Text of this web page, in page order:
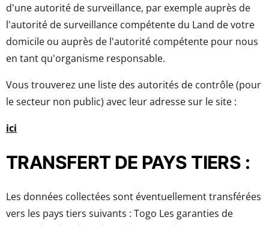
d'une autorité de surveillance, par exemple auprès de
l'autorité de surveillance compétente du Land de votre
domicile ou auprès de l'autorité compétente pour nous
en tant qu'organisme responsable.
Vous trouverez une liste des autorités de contrôle (pour
le secteur non public) avec leur adresse sur le site :
ici
TRANSFERT DE PAYS TIERS :
Les données collectées sont éventuellement transférées
vers les pays tiers suivants : Togo Les garanties de